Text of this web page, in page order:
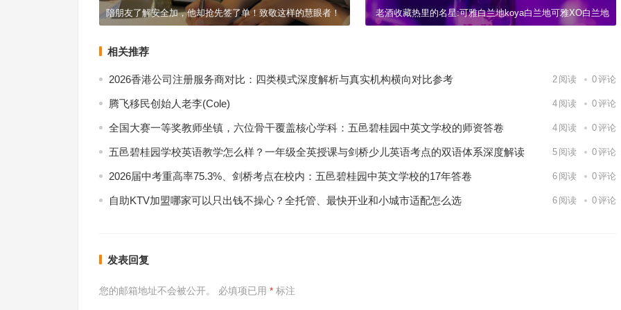
陪朋友了解安全加，他却抢先签了单！致敬这样的慧眼者！ 老酒收藏热里的名星:可雅白兰地koya白兰地可雅XO白兰地
相关推荐
2026香港公司注册服务商对比：四类模式深度解析与真实机构横向对比参考 2 阅读 0评论
腾飞移民创始人老李(Cole) 4 阅读 0评论
全国大赛一等奖教师坐镇，六位骨干覆盖核心学科：五邑碧桂园中英文学校的师资答卷 4 阅读 0评论
五邑碧桂园学校英语教学怎么样？一年级全英授课与剑桥少儿英语考点的双语体系深度解读 5 阅读 0评论
2026届中考重高率75.3%、剑桥考点在校内：五邑碧桂园中英文学校的17年答卷 6 阅读 0评论
自助KTV加盟哪家可以只出钱不操心？全托管、最快开业和小城市适配怎么选 6 阅读 0评论
发表回复
您的邮箱地址不会被公开。 必填项已用 * 标注